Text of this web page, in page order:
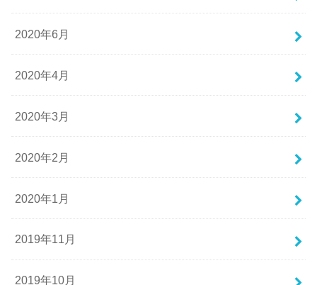
2020年6月
2020年4月
2020年3月
2020年2月
2020年1月
2019年11月
2019年10月